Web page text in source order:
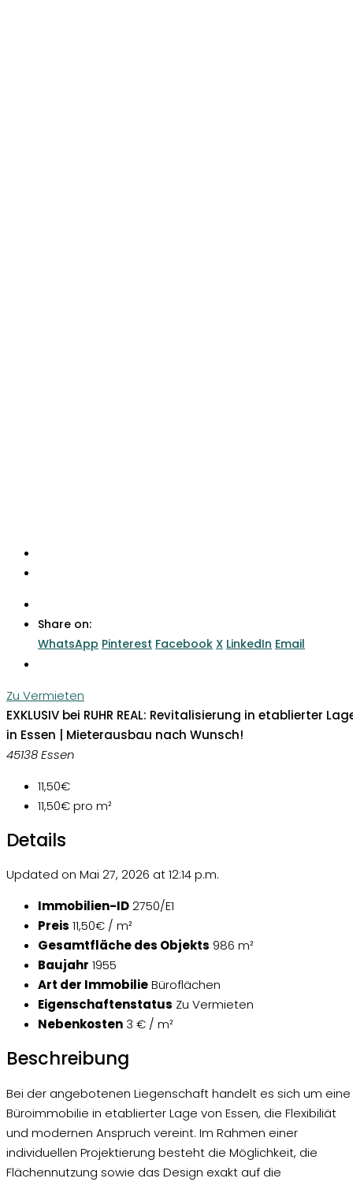
Share on:
WhatsApp Pinterest Facebook X LinkedIn Email
Zu Vermieten
EXKLUSIV bei RUHR REAL: Revitalisierung in etablierter
in Essen | Mieterausbau nach Wunsch!
45138 Essen
11,50€
11,50€pro m²
Details
Updated on Mai 27, 2026 at 12:14 p.m.
Immobilien-ID2750/E1
Preis 11,50€ / m²
Gesamtfläche des Objekts 986 m²
Baujahr 1955
Art der ImmobilieBüroflächen
Eigenschaftenstatus Zu Vermieten
Nebenkosten 3 € / m²
Beschreibung
Bei der angebotenen Liegenschaft handelt es sich um eine
Büroimmobilie in etablierter Lage von Essen, die Flexibiliät
und modernen Anspruch vereint. Im Rahmen einer
individuellen Projektierung besteht die Möglichkeit, die
Flächennutzung sowie das Design exakt auf die